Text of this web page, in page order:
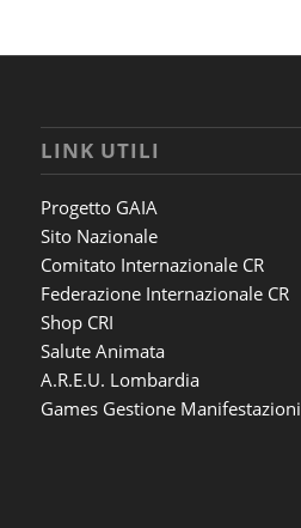
LINK UTILI
Progetto GAIA
Sito Nazionale
Comitato Internazionale CR
Federazione Internazionale CR
Shop CRI
Salute Animata
A.R.E.U. Lombardia
Games Gestione Manifestazioni